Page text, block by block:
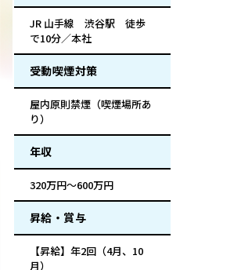
JR 山手線 渋谷駅 徒歩
で10分／本社
受動喫煙対策
屋内原則禁煙（喫煙場所あ
り）
年収
320万円～600万円
昇給・賞与
【昇給】年2回（4月、10
月）